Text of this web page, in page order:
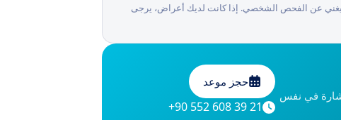
يغني عن الفحص الشخصي. إذا كانت لديك أعراض، يرجى
الاستشارة في نفس
حجز موعد
+90 552 608 39 21